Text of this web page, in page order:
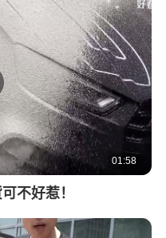
01:58
不好惹！